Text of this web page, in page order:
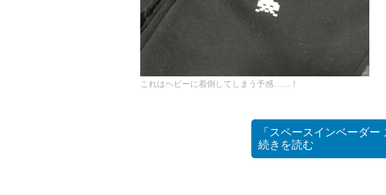
これはヘビーに着倒してしまう予感……！
「スペースインベーダ
続きを読む